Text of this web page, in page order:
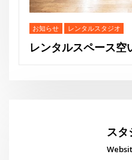
スタジオからお知らせ